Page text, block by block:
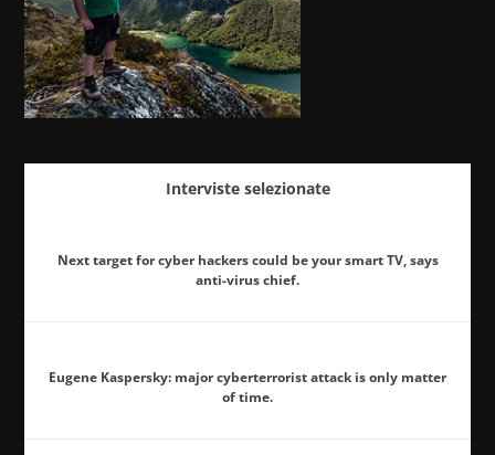
Interviste selezionate
Next target for cyber hackers could be your smart TV, says
anti-virus chief.
Eugene Kaspersky: major cyberterrorist attack is only matter
of time.